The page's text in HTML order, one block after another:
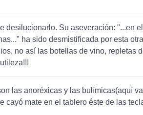
desilucionarlo. Su aseveración: "...en
ha sido desmistificada por esta
no así las botellas de vino, repletas
las anoréxicas y las bulímicas(aquí
cayó mate en el tablero éste de las